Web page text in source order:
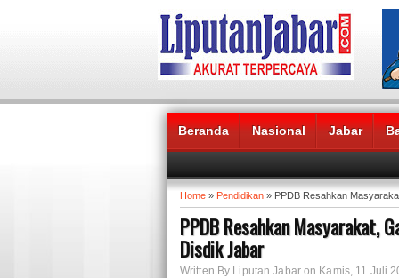
Beranda Nasional Jabar
Headlines News :
Home » Pendidikan » PPDB Resahkan
PPDB Resahkan Masyarakat,
Disdik Jabar
Written By Liputan Jabar on Kamis, 11 Juli